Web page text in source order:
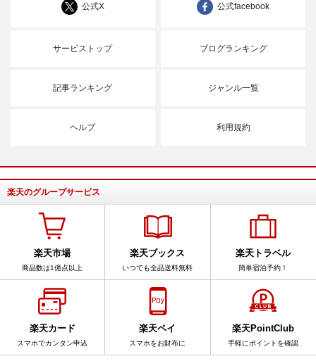
公式X 公式facebook
サービストップ ブログランキング
記事ランキング ジャンル一覧
ヘルプ 利用規約
楽天のグループサービス
楽天市場
商品数は1億点以上
楽天ブックス
いつでも全品送料無料
楽天トラベル
簡単宿泊予約！
楽天カード
スマホでカンタン申込
楽天ペイ
スマホをお財布に
楽天PointClub
手軽にポイントを確認